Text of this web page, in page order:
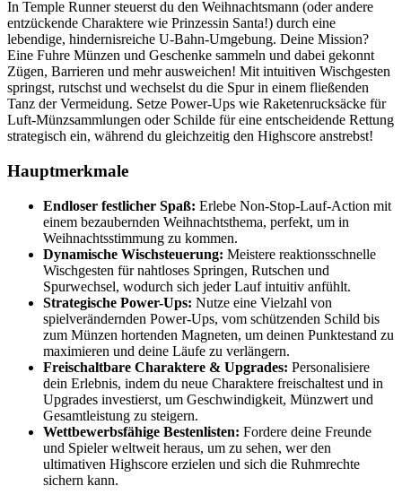
In Temple Runner steuerst du den Weihnachtsmann (oder andere
entzückende Charaktere wie Prinzessin Santa!) durch eine
lebendige, hindernisreiche U-Bahn-Umgebung. Deine Mission?
Eine Fuhre Münzen und Geschenke sammeln und dabei gekonnt
Zügen, Barrieren und mehr ausweichen! Mit intuitiven Wischgesten
springst, rutschst und wechselst du die Spur in einem fließenden
Tanz der Vermeidung. Setze Power-Ups wie Raketenrucksäcke für
Luft-Münzsammlungen oder Schilde für eine entscheidende Rettung
strategisch ein, während du gleichzeitig den Highscore anstrebst!
Hauptmerkmale
Endloser festlicher Spaß: Erlebe Non-Stop-Lauf-Action mit
einem bezaubernden Weihnachtsthema, perfekt, um in
Weihnachtsstimmung zu kommen.
Dynamische Wischsteuerung: Meistere reaktionsschnelle
Wischgesten für nahtloses Springen, Rutschen und
Spurwechsel, wodurch sich jeder Lauf intuitiv anfühlt.
Strategische Power-Ups: Nutze eine Vielzahl von
spielverändernden Power-Ups, vom schützenden Schild bis
zum Münzen hortenden Magneten, um deinen Punktestand zu
maximieren und deine Läufe zu verlängern.
Freischaltbare Charaktere & Upgrades: Personalisiere
dein Erlebnis, indem du neue Charaktere freischaltest und in
Upgrades investierst, um Geschwindigkeit, Münzwert und
Gesamtleistung zu steigern.
Wettbewerbsfähige Bestenlisten: Fordere deine Freunde
und Spieler weltweit heraus, um zu sehen, wer den
ultimativen Highscore erzielen und sich die Ruhmrechte
sichern kann.